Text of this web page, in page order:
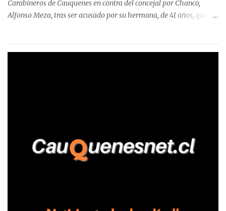
Carabineros de Cauquenes en contra del concejal por Chanco,
Alfonso Meza, tras ser acusado por su hermana, de 41 años, quien
relató que los hechos ocurrieron cerca de las 11:30 horas en el
trabajadores, el edil descendió del vehículo y, en medio de la
confrontación, la habría tomado de los hombros, empujado al
suelo y agredido con golpes de pies y manos, mientr...